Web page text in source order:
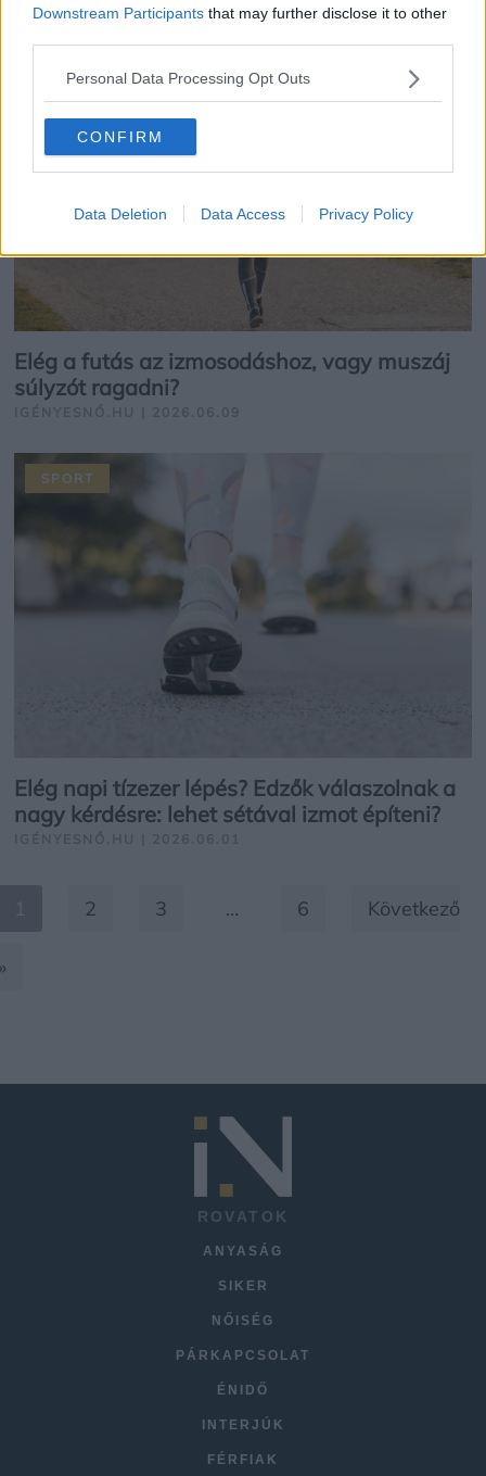
Downstream Participants that may further disclose it to other
Personal Data Processing Opt Outs
CONFIRM
Data Deletion Data Access Privacy Policy
Elég a futás az izmosodáshoz, vagy muszáj
súlyzót ragadni?
IGÉNYESNŐ.HU | 2026.06.09
Elég napi tízezer lépés? Edzők válaszolnak a
nagy kérdésre: lehet sétával izmot építeni?
IGÉNYESNŐ.HU | 2026.06.01
SPORT
1 2 3 … 6 Következő
ROVATOK
ANYASÁG
SIKER
NŐISÉG
PÁRKAPCSOLAT
ÉNIDŐ
INTERJÚK
FÉRFIAK